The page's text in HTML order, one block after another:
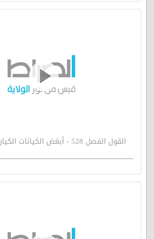
القول الفصل 528 - أبغض الكيانات الكيان الصهيوني